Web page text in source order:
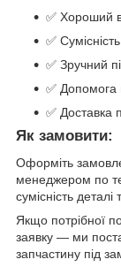
✅ Хороший
✅
✅ Зручний
✅ Допомога
✅ Доставка
Як замовити:
Оформіть
менеджером по
сумісність
Якщо потрібної
заявку — ми
запчастину під